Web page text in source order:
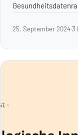
25. September 2024·3